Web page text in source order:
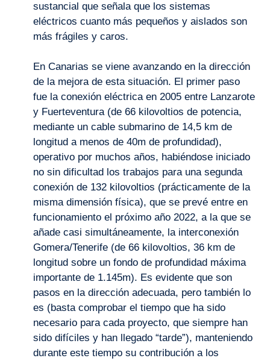
sustancial que señala que los sistemas
eléctricos cuanto más pequeños y aislados son
más frágiles y caros.
En Canarias se viene avanzando en la dirección
de la mejora de esta situación. El primer paso
fue la conexión eléctrica en 2005 entre Lanzarote
y Fuerteventura (de 66 kilovoltios de potencia,
mediante un cable submarino de 14,5 km de
longitud a menos de 40m de profundidad),
operativo por muchos años, habiéndose iniciado
no sin dificultad los trabajos para una segunda
conexión de 132 kilovoltios (prácticamente de la
misma dimensión física), que se prevé entre en
funcionamiento el próximo año 2022, a la que se
añade casi simultáneamente, la interconexión
Gomera/Tenerife (de 66 kilovoltios, 36 km de
longitud sobre un fondo de profundidad máxima
importante de 1.145m). Es evidente que son
pasos en la dirección adecuada, pero también lo
es (basta comprobar el tiempo que ha sido
necesario para cada proyecto, que siempre han
sido difíciles y han llegado “tarde”), manteniendo
durante este tiempo su contribución a los